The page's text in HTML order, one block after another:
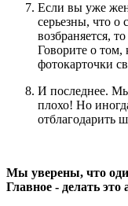
Если вы уже
серьезны, что о
возбраняется,
Говорите о том,
фотокарточки
И последнее.
плохо! Но
отблагодарить
Мы уверены, что
Главное - делать